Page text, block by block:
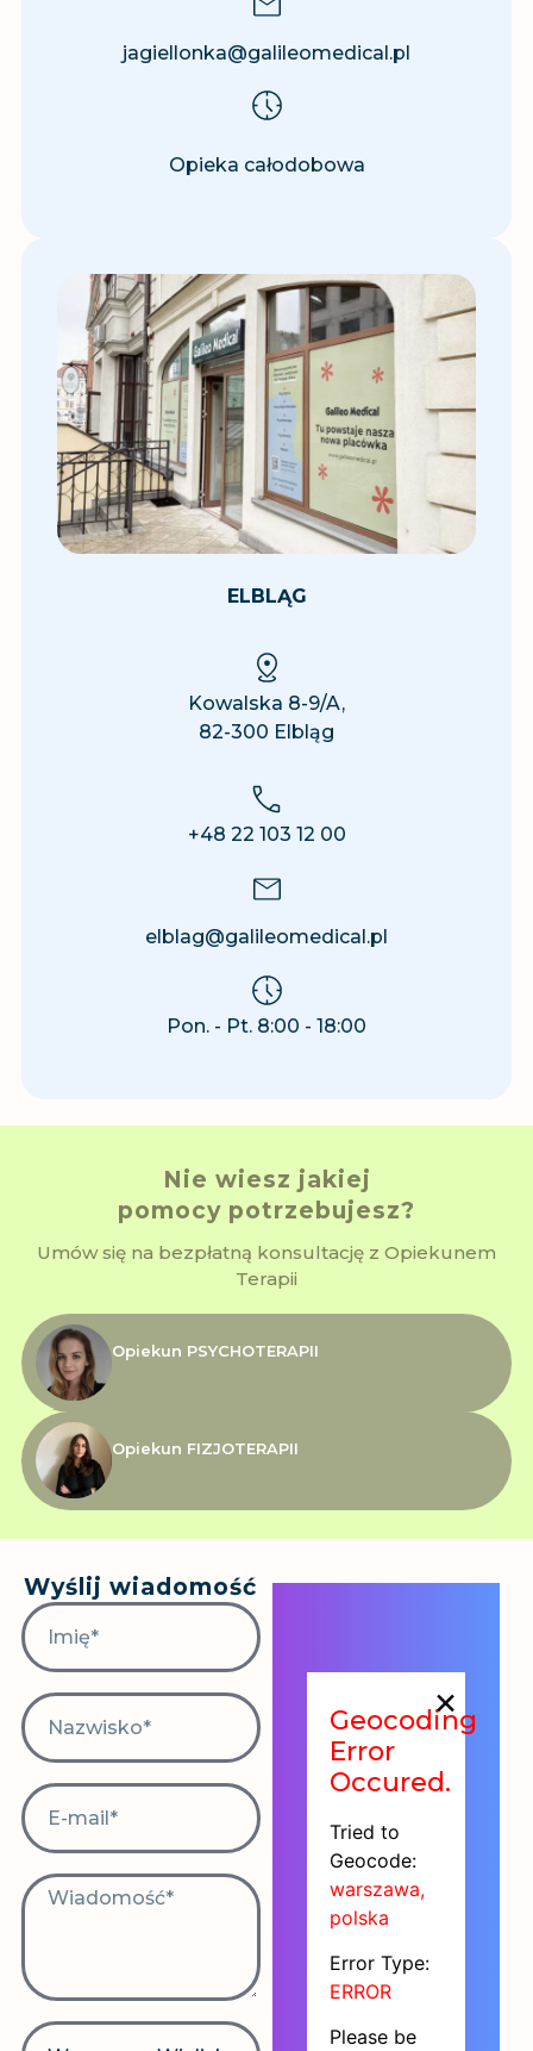
jagiellonka@galileomedical.pl
Opieka całodobowa
ELBLĄG
Kowalska 8-9/A,
82-300 ⁠Elbląg
+48 22 103 12 00
elblag@galileomedical.pl
Pon. - Pt. 8:00 - 18:00
Nie wiesz jakiej
pomocy potrzebujesz?
Umów się na bezpłatną konsultację z Opiekunem
Terapii
Opiekun PSYCHOTERAPII
Opiekun FIZJOTERAPII
Wyślij wiadomość
×
Geocoding
Error
Occured.
Tried to
Geocode:
warszawa,
polska
Error Type:
ERROR
Please be